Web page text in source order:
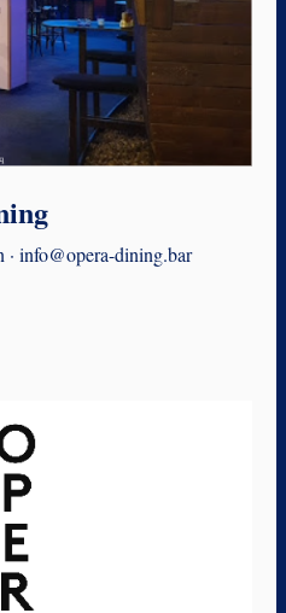
· info@opera-dining.bar